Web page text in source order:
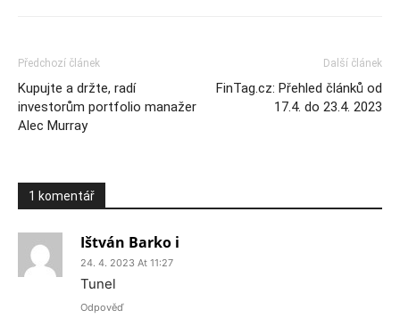
Předchozí článek
Kupujte a držte, radí
investorům portfolio manažer
Alec Murray
Další článek
FinTag.cz: Přehled článků od
17.4. do 23.4. 2023
1 komentář
Ištván Barko i
24. 4. 2023 At 11:27
Tunel
Odpověď